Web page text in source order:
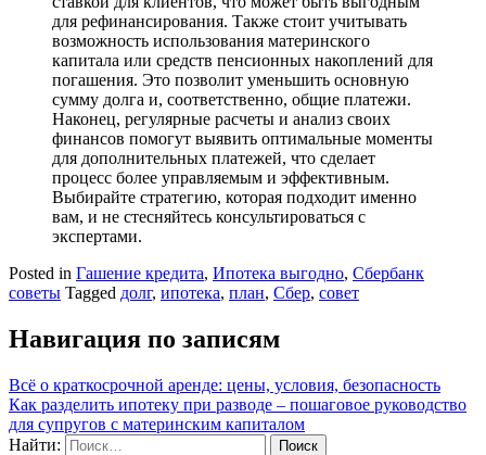
для рефинансирования. Также стоит учитывать
возможность использования материнского
капитала или средств пенсионных накоплений для
погашения. Это позволит уменьшить основную
сумму долга и, соответственно, общие платежи.
Наконец, регулярные расчеты и анализ своих
финансов помогут выявить оптимальные моменты
для дополнительных платежей, что сделает
процесс более управляемым и эффективным.
Выбирайте стратегию, которая подходит именно
вам, и не стесняйтесь консультироваться с
экспертами.
Posted in Гашение кредита, Ипотека выгодно, Сбербанк
советы Tagged долг, ипотека, план, Сбер, совет
Навигация по записям
Всё о краткосрочной аренде: цены, условия, безопасность
Как разделить ипотеку при разводе – пошаговое руководство
для супругов с материнским капиталом
Найти: